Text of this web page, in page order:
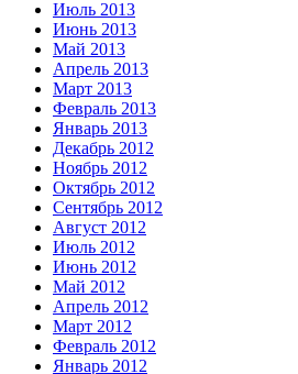
Июль 2013
Июнь 2013
Май 2013
Апрель 2013
Март 2013
Февраль 2013
Январь 2013
Декабрь 2012
Ноябрь 2012
Октябрь 2012
Сентябрь 2012
Август 2012
Июль 2012
Июнь 2012
Май 2012
Апрель 2012
Март 2012
Февраль 2012
Январь 2012